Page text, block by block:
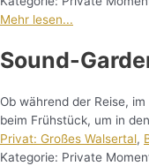
Mehr lesen...
Sound-
Ob während der Reise,
beim Frühstück, um in
Privat: Großes Walsertal,
Kategorie: Private